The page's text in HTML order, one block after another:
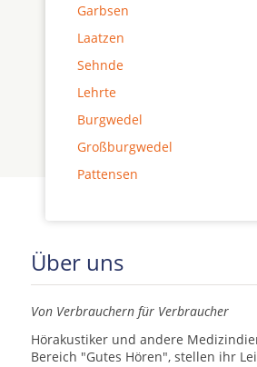
Garbsen
Laatzen
Sehnde
Lehrte
Burgwedel
Großburgwedel
Pattensen
Über uns
Von Verbrauchern für Verbraucher
Hörakustiker und andere
Bereich "Gutes Hören", stellen ihr